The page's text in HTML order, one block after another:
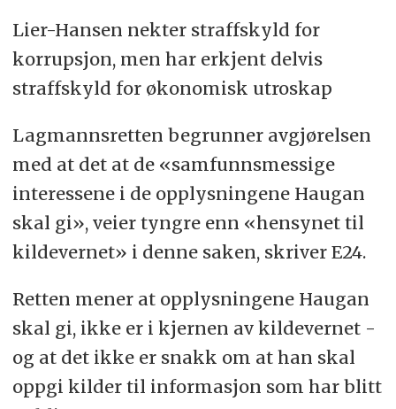
Lier-Hansen nekter straffskyld for
korrupsjon, men har erkjent delvis
straffskyld for økonomisk utroskap
Lagmannsretten begrunner avgjørelsen
med at det at de «samfunnsmessige
interessene i de opplysningene Haugan
skal gi», veier tyngre enn «hensynet til
kildevernet» i denne saken, skriver E24.
Retten mener at opplysningene Haugan
skal gi, ikke er i kjernen av kildevernet -
og at det ikke er snakk om at han skal
oppgi kilder til informasjon som har blitt